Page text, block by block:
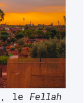
le Fellah